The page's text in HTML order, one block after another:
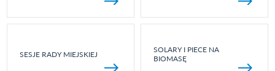
SESJE RADY MIEJSKIEJ
SOLARY I PIECE NA
BIOMASĘ